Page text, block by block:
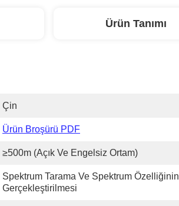
Ürün Tanımı
Çin
Ürün Broşürü PDF
≥500m (açık Ve Engelsiz Ortam)
Spektrum Tarama Ve Spektrum Özelliğinin
Gerçekleştirilmesi